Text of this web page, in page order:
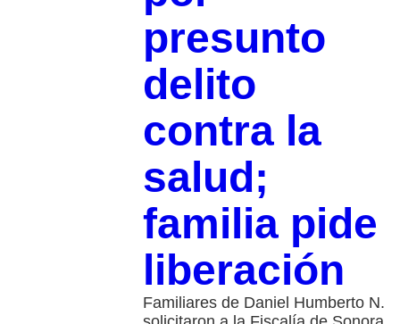
presunto
delito
contra la
salud;
familia pide
liberación
Familiares de Daniel Humberto N.